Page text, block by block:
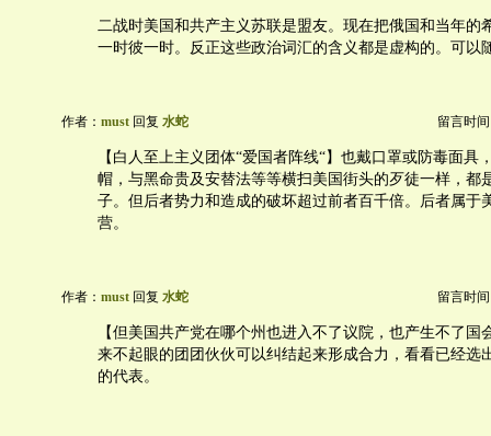
二战时美国和共产主义苏联是盟友。现在把俄国和当年的
一时彼一时。反正这些政治词汇的含义都是虚构的。可以
作者： must 回复 水蛇 留言时间
【白人至上主义团体“爱国者阵线“】也戴口罩或防毒面具
帽，与黑命贵及安替法等等横扫美国街头的歹徒一样，都
子。但后者势力和造成的破坏超过前者百千倍。后者属于
营。
作者： must 回复 水蛇 留言时间
【但美国共产党在哪个州也进入不了议院，也产生不了国
来不起眼的团团伙伙可以纠结起来形成合力，看看已经选
的代表。